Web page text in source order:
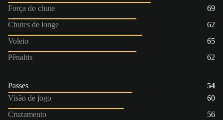
Força do chute
69
Chutes de longe
62
Voleio
65
Pênaltis
62
Passes
54
Visão de jogo
60
Cruzamento
56